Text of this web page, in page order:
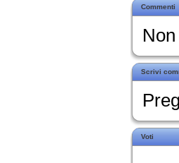
Commenti
Scrivi
Voti